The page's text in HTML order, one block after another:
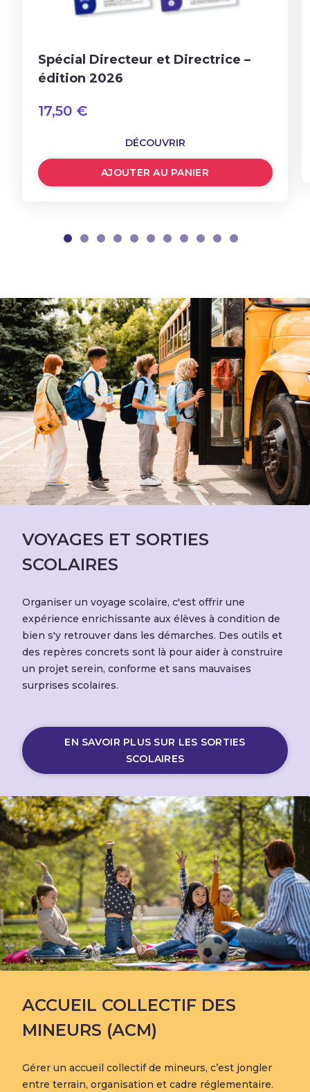
Spécial Directeur et Directrice –
édition 2026
17,50 €
DÉCOUVRIR
AJOUTER AU PANIER
VOYAGES ET SORTIES
SCOLAIRES
Organiser un voyage scolaire, c'est offrir une
expérience enrichissante aux élèves à condition de
bien s'y retrouver dans les démarches. Des outils et
des repères concrets sont là pour aider à construire
un projet serein, conforme et sans mauvaises
surprises scolaires.
EN SAVOIR PLUS SUR LES SORTIES
SCOLAIRES
ACCUEIL COLLECTIF DES
MINEURS (ACM)
Gérer un accueil collectif de mineurs, c’est jongler
entre terrain, organisation et cadre réglementaire.